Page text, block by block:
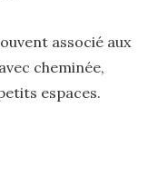
associé aux
cheminée,
espaces.